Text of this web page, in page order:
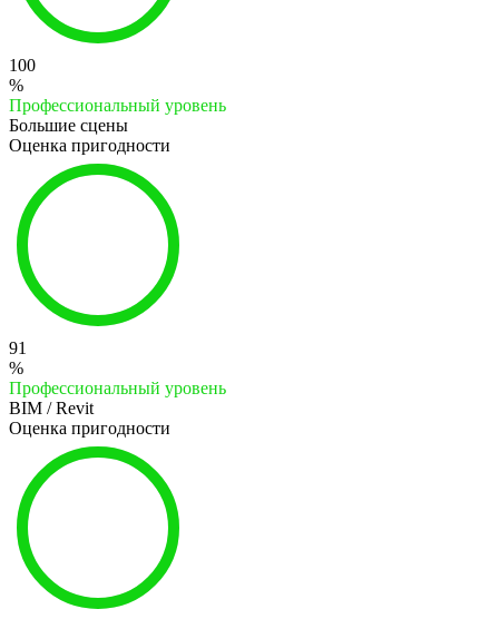
100
%
Профессиональный уровень
Большие сцены
Оценка пригодности
91
%
Профессиональный уровень
BIM / Revit
Оценка пригодности